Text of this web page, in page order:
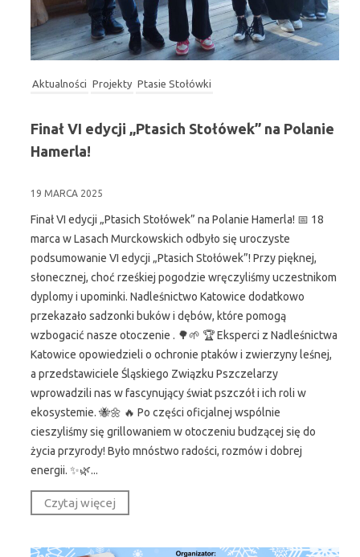
Aktualności Projekty Ptasie Stołówki
Finał VI edycji „Ptasich Stołówek” na Polanie
Hamerla!
19 MARCA 2025
Finał VI edycji „Ptasich Stołówek” na Polanie Hamerla! 📅 18
marca w Lasach Murckowskich odbyło się uroczyste
podsumowanie VI edycji „Ptasich Stołówek”! Przy pięknej,
słonecznej, choć rześkiej pogodzie wręczyliśmy uczestnikom
dyplomy i upominki. Nadleśnictwo Katowice dodatkowo
przekazało sadzonki buków i dębów, które pomogą
wzbogacić nasze otoczenie . 🌳🌱 🏆 Eksperci z Nadleśnictwa
Katowice opowiedzieli o ochronie ptaków i zwierzyny leśnej,
a przedstawiciele Śląskiego Związku Pszczelarzy
wprowadzili nas w fascynujący świat pszczół i ich roli w
ekosystemie. 🐝🌼 🔥 Po części oficjalnej wspólnie
cieszyliśmy się grillowaniem w otoczeniu budzącej się do
życia przyrody! Było mnóstwo radości, rozmów i dobrej
energii. ✨🌿...
Czytaj więcej